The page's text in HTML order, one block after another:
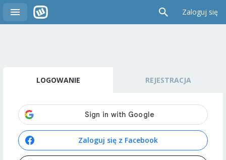
Zaloguj się
LOGOWANIE REJESTRACJA
Zaloguj się z Facebook